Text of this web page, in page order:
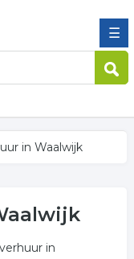
☰
in Waalwijk
in